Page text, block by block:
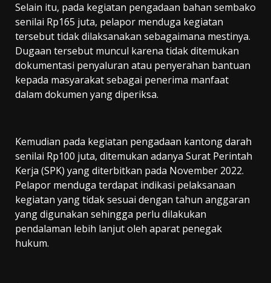
Selain itu, pada kegiatan pengadaan bahan sembako
senilai Rp165 juta, pelapor menduga kegiatan
tersebut tidak dilaksanakan sebagaimana mestinya.
Dugaan tersebut muncul karena tidak ditemukan
dokumentasi penyaluran atau penyerahan bantuan
kepada masyarakat sebagai penerima manfaat
dalam dokumen yang diperiksa.
Kemudian pada kegiatan pengadaan kantong darah
senilai Rp100 juta, ditemukan adanya Surat Perintah
Kerja (SPK) yang diterbitkan pada November 2022.
Pelapor menduga terdapat indikasi pelaksanaan
kegiatan yang tidak sesuai dengan tahun anggaran
yang digunakan sehingga perlu dilakukan
pendalaman lebih lanjut oleh aparat penegak
hukum.